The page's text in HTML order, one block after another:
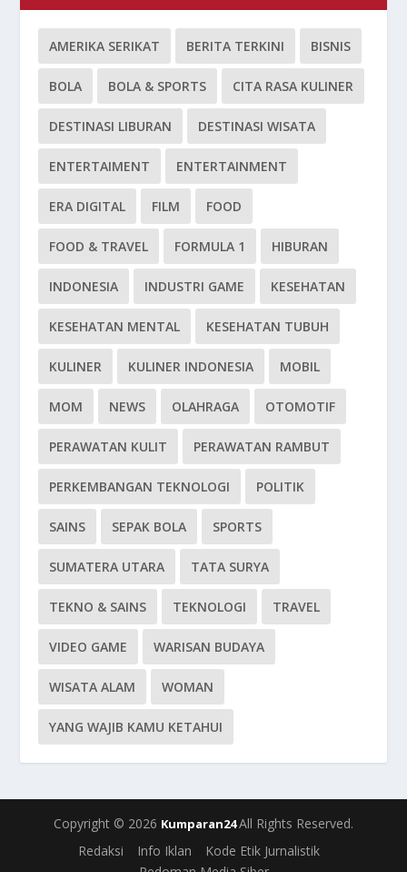
AMERIKA SERIKAT BERITA TERKINI BISNIS
BOLA BOLA & SPORTS CITA RASA KULINER
DESTINASI LIBURAN DESTINASI WISATA
ENTERTAIMENT ENTERTAINMENT
ERA DIGITAL FILM FOOD
FOOD & TRAVEL FORMULA 1 HIBURAN
INDONESIA INDUSTRI GAME KESEHATAN
KESEHATAN MENTAL KESEHATAN TUBUH
KULINER KULINER INDONESIA MOBIL
MOM NEWS OLAHRAGA OTOMOTIF
PERAWATAN KULIT PERAWATAN RAMBUT
PERKEMBANGAN TEKNOLOGI POLITIK
SAINS SEPAK BOLA SPORTS
SUMATERA UTARA TATA SURYA
TEKNO & SAINS TEKNOLOGI TRAVEL
VIDEO GAME WARISAN BUDAYA
WISATA ALAM WOMAN
YANG WAJIB KAMU KETAHUI
Copyright © 2026 Kumparan24All Rights Reserved.
Redaksi
Info Iklan
Kode Etik Jurnalistik